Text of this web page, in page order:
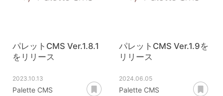
パレットCMS Ver.1.8.1
をリリース
2023.10.13
Palette CMS
あとで読む
パレットCMS Ver.1.9を
リリース
2024.06.05
Palette CMS